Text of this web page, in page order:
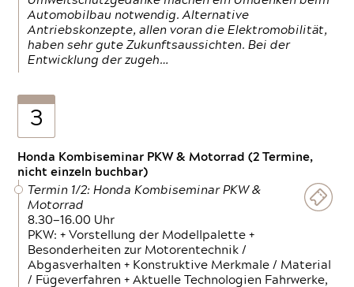
Automobilbau notwendig. Alternative
Antriebskonzepte, allen voran die Elektromobilität,
haben sehr gute Zukunftsaussichten. Bei der
Entwicklung der zugeh…
3
Honda Kombiseminar PKW & Motorrad (2 Termine,
nicht einzeln buchbar)
Termin 1/2: Honda Kombiseminar PKW &
Motorrad
8.30—16.00 Uhr
PKW: + Vorstellung der Modellpalette +
Besonderheiten zur Motorentechnik /
Abgasverhalten + Konstruktive Merkmale / Material
/ Fügeverfahren + Aktuelle Technologien Fahrwerke,